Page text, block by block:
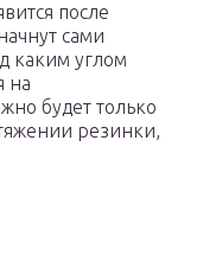
после
сами
каким углом
на
будет только
резинки,